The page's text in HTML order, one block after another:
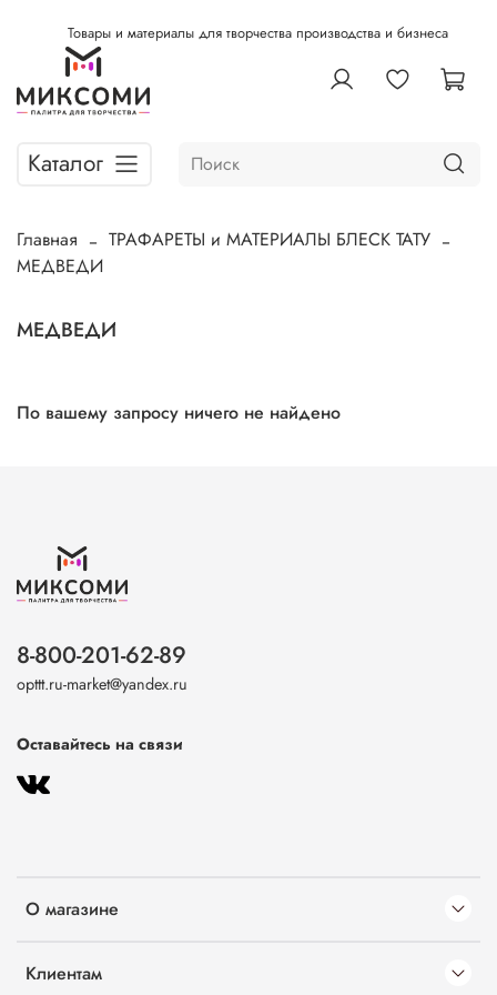
Товары и материалы для творчества производства и бизнеса
Каталог
Главная
ТРАФАРЕТЫ и МАТЕРИАЛЫ БЛЕСК ТАТУ
МЕДВЕДИ
МЕДВЕДИ
По вашему запросу ничего не найдено
О магазине
Клиентам
8-800-201-62-89
opttt.ru-market@yandex.ru
Оставайтесь на связи